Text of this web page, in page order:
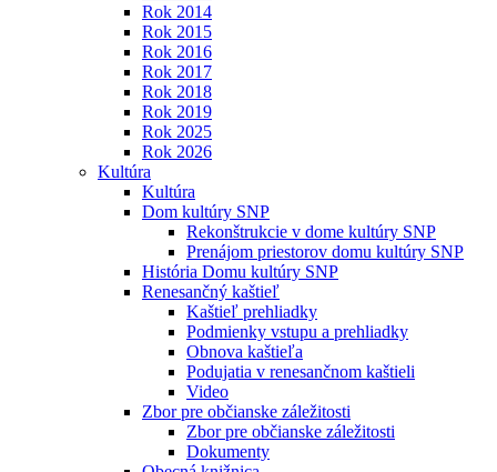
Rok 2014
Rok 2015
Rok 2016
Rok 2017
Rok 2018
Rok 2019
Rok 2025
Rok 2026
Kultúra
Kultúra
Dom kultúry SNP
Rekonštrukcie v dome kultúry SNP
Prenájom priestorov domu kultúry SNP
História Domu kultúry SNP
Renesančný kaštieľ
Kaštieľ prehliadky
Podmienky vstupu a prehliadky
Obnova kaštieľa
Podujatia v renesančnom kaštieli
Video
Zbor pre občianske záležitosti
Zbor pre občianske záležitosti
Dokumenty